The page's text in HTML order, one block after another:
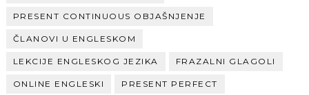
PRESENT CONTINUOUS OBJAŠNJENJE
ČLANOVI U ENGLESKOM
LEKCIJE ENGLESKOG JEZIKA FRAZALNI GLAGOLI
ONLINE ENGLESKI PRESENT PERFECT